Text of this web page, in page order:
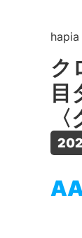
hapia
ク